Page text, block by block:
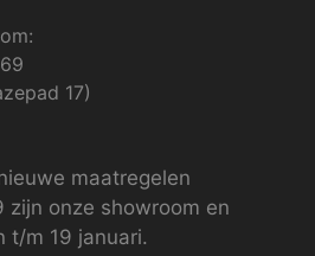
17)
maatregelen
zijn onze showroom en
t/m 19 januari.